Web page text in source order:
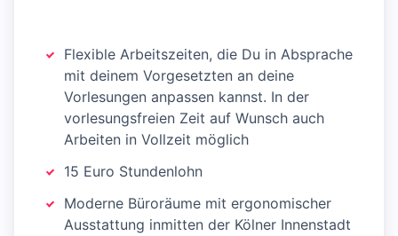
Flexible Arbeitszeiten, die Du in Absprache
mit deinem Vorgesetzten an deine
Vorlesungen anpassen kannst. In der
vorlesungsfreien Zeit auf Wunsch auch
Arbeiten in Vollzeit möglich
15 Euro Stundenlohn
Moderne Büroräume mit ergonomischer
Ausstattung inmitten der Kölner Innenstadt